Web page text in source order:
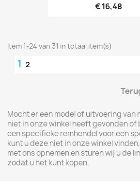
€ 16,48
Item 1-24 van 31 in totaal item(s)
1 2
Mocht er een model of uitvoering van
niet in onze winkel heeft gevonden of
een specifieke remhendel voor een
kunt u deze niet in onze winkel
met ons opnemen en sturen wij u de
zodat u het kunt kopen.